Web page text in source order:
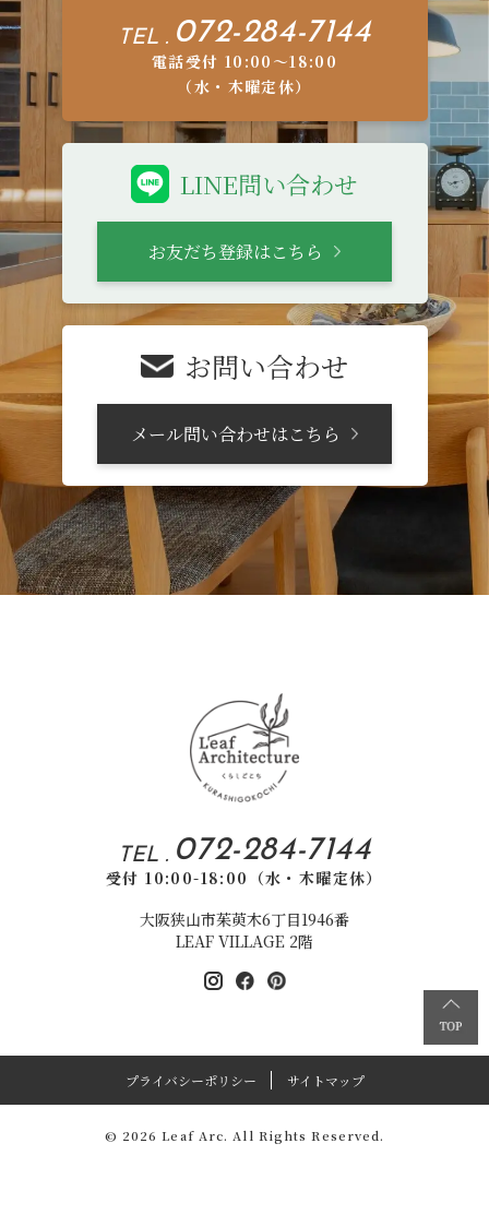
TEL . 072-284-7144
電話受付 10:00〜18:00
（水・木曜定休）
LINE問い合わせ
お友だち登録はこちら
お問い合わせ
メール問い合わせはこちら
TEL . 072-284-7144
受付 10:00-18:00（水・木曜定休）
大阪狭山市茱萸木6丁目1946番
LEAF VILLAGE 2階
プライバシーポリシー サイトマップ
© 2026 Leaf Arc. All Rights Reserved.